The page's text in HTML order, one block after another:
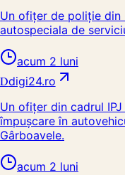
Un ofițer de poliție
autospeciala de
acum 2 luni
Ddigi24.ro
Un ofițer din cadrul
împușcare în
Gârboavele.
acum 2 luni